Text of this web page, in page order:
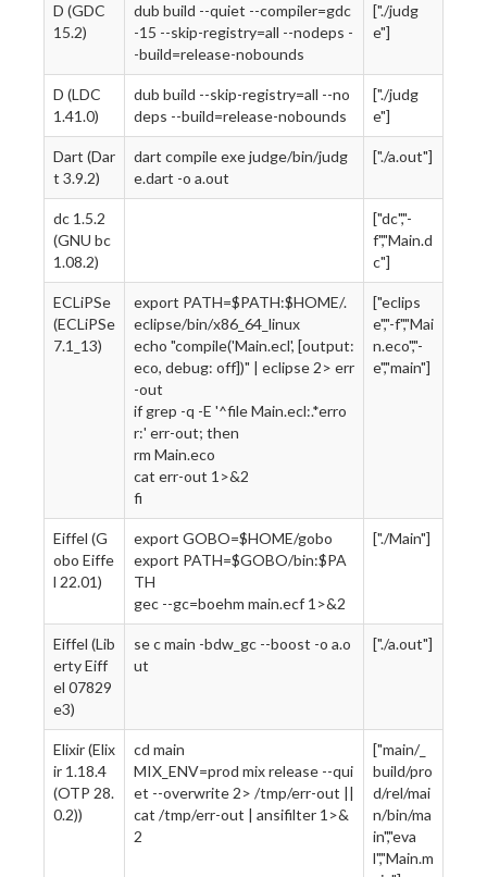
D (GDC
15.2)
dub build --quiet --compiler=gdc
-15 --skip-registry=all --nodeps -
-build=release-nobounds
["./judg
e"]
D (LDC
1.41.0)
dub build --skip-registry=all --no
deps --build=release-nobounds
["./judg
e"]
Dart (Dar
t 3.9.2)
dart compile exe judge/bin/judg
e.dart -o a.out
["./a.out"]
dc 1.5.2
(GNU bc
1.08.2)
["dc","-
f","Main.d
c"]
ECLiPSe
(ECLiPSe
7.1_13)
export PATH=$PATH:$HOME/.
eclipse/bin/x86_64_linux
echo "compile('Main.ecl', [output:
eco, debug: off])" | eclipse 2> err
-out
if grep -q -E '^file Main.ecl:.*erro
r:' err-out; then
rm Main.eco
cat err-out 1>&2
fi
["eclips
e","-f","Mai
n.eco","-
e","main"]
Eiffel (G
obo Eiffe
l 22.01)
export GOBO=$HOME/gobo
export PATH=$GOBO/bin:$PA
TH
gec --gc=boehm main.ecf 1>&2
["./Main"]
Eiffel (Lib
erty Eiff
el 07829
e3)
se c main -bdw_gc --boost -o a.o
ut
["./a.out"]
Elixir (Elix
ir 1.18.4
(OTP 28.
0.2))
cd main
MIX_ENV=prod mix release --qui
et --overwrite 2> /tmp/err-out ||
cat /tmp/err-out | ansifilter 1>&
2
["main/_
build/pro
d/rel/mai
n/bin/ma
in","eva
l","Main.m